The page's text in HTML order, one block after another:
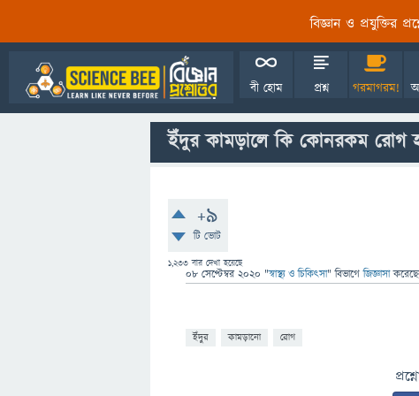
বিজ্ঞান ও প্রযুক্তির
বী হোম প্রশ্ন গরমাগরম!
ইঁদুর কামড়ালে কি কোনরকম রোগ
+9
টি ভোট
1,233 বার দেখা হয়েছে
08 সেপ্টেম্বর 2020 "স্বাস্থ্য ও চিকিৎসা" বিভাগে জিজ্ঞাসা
ইঁদুর কামড়ানো রোগ